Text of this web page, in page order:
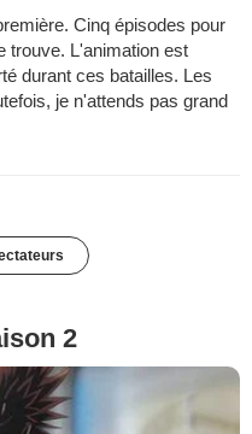
Cinq épisodes pour
trouve. L'animation est
durant ces batailles. Les
je n'attends pas grand
2